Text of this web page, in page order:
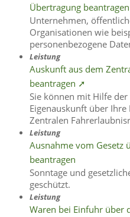
Übertragung
Unternehmen,
Organisationen wie
personenbezogene
Leistung
Auskunft aus dem
beantragen ➚
Sie können mit Hilfe
Eigenauskunft über
Zentralen
Leistung
Ausnahme vom Gesetz
beantragen
Sonntage und
geschützt.
Leistung
Waren bei Einfuhr über